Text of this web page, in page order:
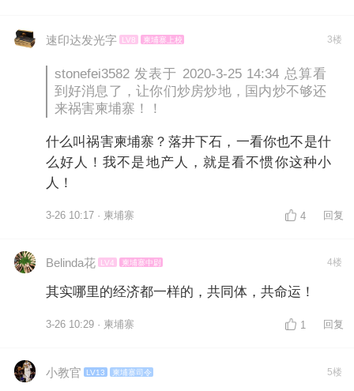
速印达发光字 LV8 柬埔寨上校 3楼
stonefei3582 发表于 2020-3-25 14:34 总算看
到好消息了，让你们炒房炒地，国内炒不够还
来祸害柬埔寨！！
什么叫祸害柬埔寨？落井下石，一看你也不是什
么好人！我不是地产人，就是看不惯你这种小
人！
3-26 10:17 · 柬埔寨 4 回复
Belinda花 LV4 柬埔寨中尉 4楼
其实哪里的经济都一样的，共同体，共命运！
3-26 10:29 · 柬埔寨 1 回复
小教官 LV13 柬埔寨司令 5楼